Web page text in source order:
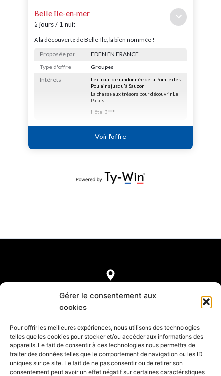
Gérer le consentement aux
cookies
Pour offrir les meilleures expériences, nous utilisons des technologies
telles que les cookies pour stocker et/ou accéder aux informations des
appareils. Le fait de consentir à ces technologies nous permettra de
traiter des données telles que le comportement de navigation ou les ID
uniques sur ce site. Le fait de ne pas consentir ou de retirer son
consentement peut avoir un effet négatif sur certaines caractéristiques
7, rue de Castellane
Mentions légales
Confidentialité et Cookies
Annuaire des réceptifs français